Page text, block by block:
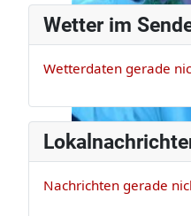
Wetter im
Wetterdaten gerade
Nachrichten gerade